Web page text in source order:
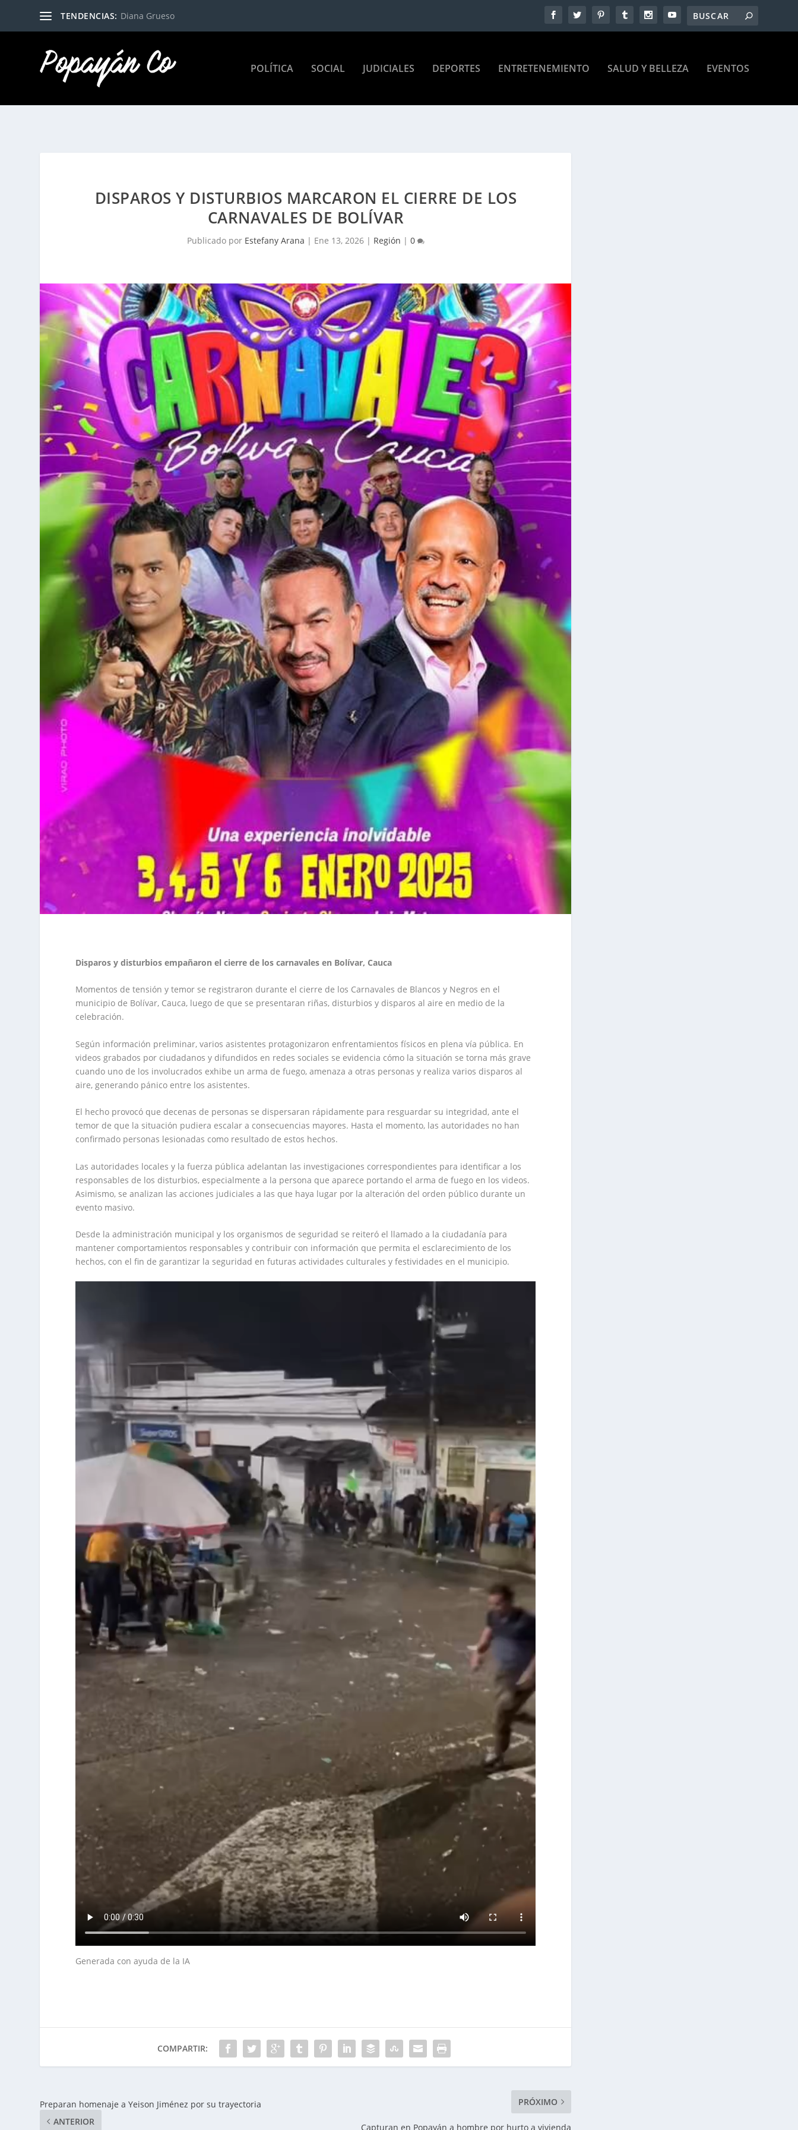
TENDENCIAS: Diana Grueso
POLÍTICA SOCIAL JUDICIALES DEPORTES ENTRETENEMIENTO SALUD Y BELLEZA EVENTOS
DISPAROS Y DISTURBIOS MARCARON EL CIERRE DE LOS
CARNAVALES DE BOLÍVAR
Publicado por Estefany Arana | Ene 13, 2026| Región | 0
Disparos y disturbios empañaron el cierre de los carnavales en Bolívar, Cauca
Momentos de tensión y temor se registraron durante el cierre de los Carnavales de Blancos y Negros en el
municipio de Bolívar, Cauca, luego de que se presentaran riñas, disturbios y disparos al aire en medio de la
celebración.
Según información preliminar, varios asistentes protagonizaron enfrentamientos físicos en plena vía pública. En
videos grabados por ciudadanos y difundidos en redes sociales se evidencia cómo la situación se torna más grave
cuando uno de los involucrados exhibe un arma de fuego, amenaza a otras personas y realiza varios disparos al
aire, generando pánico entre los asistentes.
El hecho provocó que decenas de personas se dispersaran rápidamente para resguardar su integridad, ante el
temor de que la situación pudiera escalar a consecuencias mayores. Hasta el momento, las autoridades no han
confirmado personas lesionadas como resultado de estos hechos.
Las autoridades locales y la fuerza pública adelantan las investigaciones correspondientes para identificar a los
responsables de los disturbios, especialmente a la persona que aparece portando el arma de fuego en los videos.
Asimismo, se analizan las acciones judiciales a las que haya lugar por la alteración del orden público durante un
evento masivo.
Desde la administración municipal y los organismos de seguridad se reiteró el llamado a la ciudadanía para
mantener comportamientos responsables y contribuir con información que permita el esclarecimiento de los
hechos, con el fin de garantizar la seguridad en futuras actividades culturales y festividades en el municipio.
Generada con ayuda de la IA
COMPARTIR:
Preparan homenaje a Yeison Jiménez por su trayectoria
ANTERIOR
PRÓXIMO
Capturan en Popayán a hombre por hurto a vivienda